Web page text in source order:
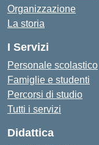
Organizzazione
La storia
I Servizi
Personale scolastico
Famiglie e studenti
Percorsi di studio
Tutti i servizi
Didattica